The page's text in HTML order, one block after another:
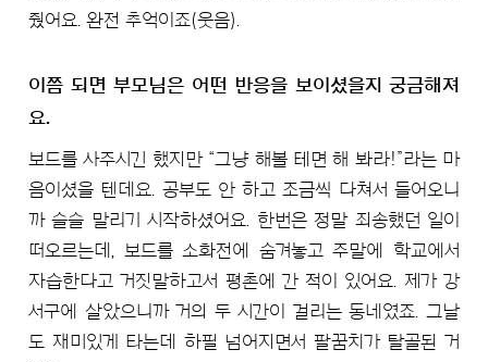
줬어요. 완전 추억이죠(웃음).
이쯤 되면 부모님은 어떤 반응을 보이셨을지 궁금해져
요.
보드를 사주시긴 했지만 “그냥 해볼 테면 해 봐라!”라는 마
음이셨을 텐데요. 공부도 안 하고 조금씩 다쳐서 들어오니
까 슬슬 말리기 시작하셨어요. 한번은 정말 죄송했던 일이
떠오르는데, 보드를 소화전에 숨겨놓고 주말에 학교에서
자습한다고 거짓말하고서 평촌에 간 적이 있어요. 제가 강
서구에 살았으니까 거의 두 시간이 걸리는 동네였죠. 그날
도 재미있게 타는데 하필 넘어지면서 팔꿈치가 탈골된 거